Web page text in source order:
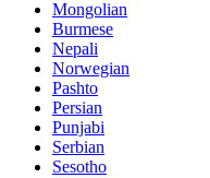
Mongolian
Burmese
Nepali
Norwegian
Pashto
Persian
Punjabi
Serbian
Sesotho